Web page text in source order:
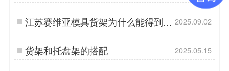
江苏赛维亚模具货架为什么能得到广
泛运用？
2025.09.02
货架和托盘架的搭配 2025.05.15